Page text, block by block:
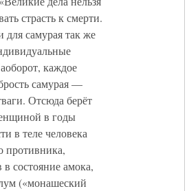
страсть к смерти.
для самурая так же
каждое
самурая —
Отсюда берёт
в годы
в теле человека
противника,
состояние амока,
(«монашеский